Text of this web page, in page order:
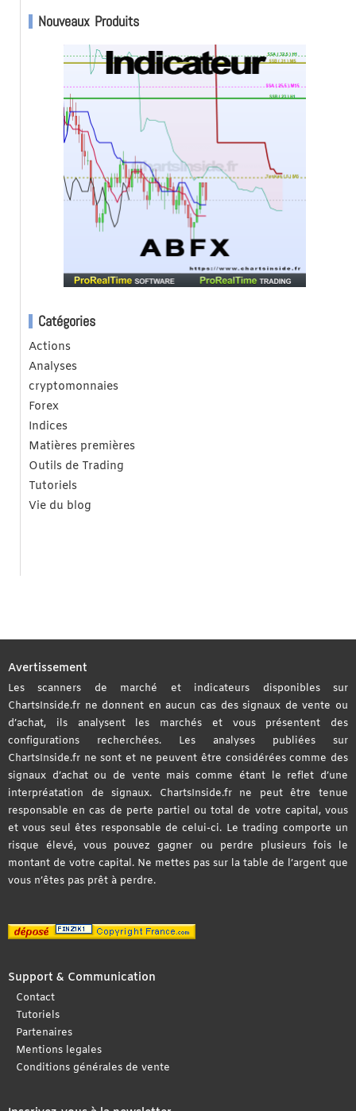
Nouveaux Produits
Catégories
Actions
Analyses
cryptomonnaies
Forex
Indices
Matières premières
Outils de Trading
Tutoriels
Vie du blog
Avertissement
Les scanners de marché et indicateurs disponibles sur
ChartsInside.fr ne donnent en aucun cas des signaux de vente ou
d’achat, ils analysent les marchés et vous présentent des
configurations recherchées. Les analyses publiées sur
ChartsInside.fr ne sont et ne peuvent être considérées comme des
signaux d’achat ou de vente mais comme étant le reflet d’une
interpréatation de signaux. ChartsInside.fr ne peut être tenue
responsable en cas de perte partiel ou total de votre capital, vous
et vous seul êtes responsable de celui-ci. Le trading comporte un
risque élevé, vous pouvez gagner ou perdre plusieurs fois le
montant de votre capital. Ne mettes pas sur la table de l’argent que
vous n’êtes pas prêt à perdre.
Support & Communication
Contact
Tutoriels
Partenaires
Mentions legales
Conditions générales de vente